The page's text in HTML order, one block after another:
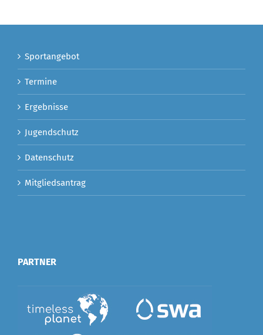
Sportangebot
Termine
Ergebnisse
Jugendschutz
Datenschutz
Mitgliedsantrag
PARTNER